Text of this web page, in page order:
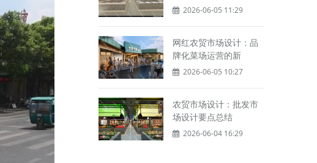
2026-06-05 11:29
网红农贸市场设计：品
牌化菜场运营的新
2026-06-05 10:27
农贸市场设计：批发市
场设计要点总结
2026-06-04 16:29